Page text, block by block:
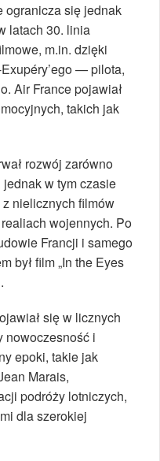
ogranicza się jednak
latach 30. linia
m.in. dzięki
— pilota,
Air France pojawiał
takich jak
rozwój zarówno
w tym czasie
z nielicznych filmów
wojennych. Po
Francji i samego
był film „In the Eyes
się w licznych
nowoczesność i
epoki, takie jak
Marais,
podróży lotniczych,
dla szerokiej